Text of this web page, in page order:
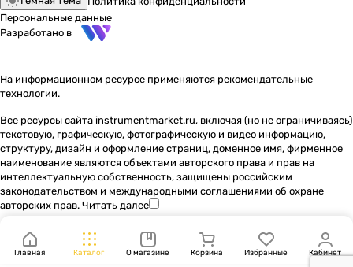
Персональные данные
Разработано в
На информационном ресурсе применяются рекомендательные
технологии.
Все ресурсы сайта instrumentmarket.ru, включая (но не ограничиваясь)
текстовую, графическую, фотографическую и видео информацию,
структуру, дизайн и оформление страниц, доменное имя, фирменное
наименование являются объектами авторского права и прав на
интеллектуальную собственность, защищены российским
законодательством и международными соглашениями об охране
авторских прав. Читать далее
Главная Каталог О магазине Корзина Избранные Кабинет